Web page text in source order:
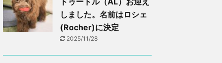
しました。名前はロシェ
(Rocher)に決定
2025/11/28